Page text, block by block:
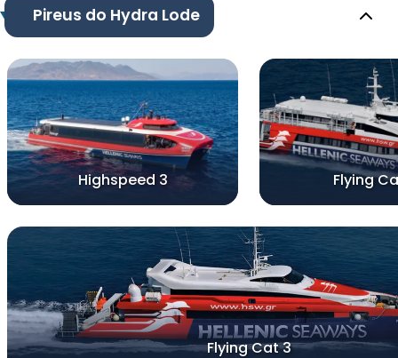
Pireus do Hydra Lode
Highspeed 3 Flying
Flying Cat 3